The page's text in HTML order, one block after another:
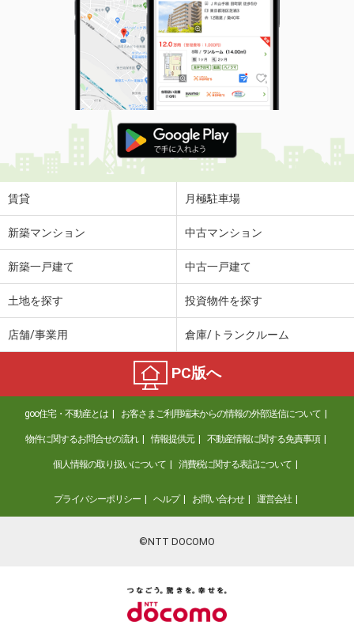
賃貸 月極駐車場
新築マンション 中古マンション
新築一戸建て 中古一戸建て
土地を探す 投資物件を探す
店舗/事業用 倉庫/トランクルーム
PC版へ
goo住宅・不動産とは お客さまご利用端末からの情報の外部送信について
物件に関するお問合せの流れ 情報提供元 不動産情報に関する免責事項
個人情報の取り扱いについて 消費税に関する表記について
プライバシーポリシー ヘルプ お問い合わせ 運営会社
©NTT DOCOMO